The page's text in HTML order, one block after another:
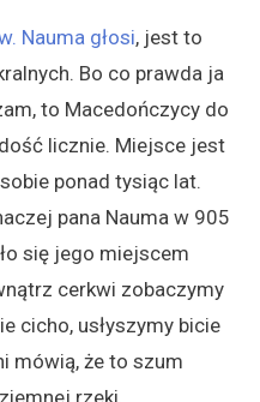
Nauma głosi, jest to
Bo co prawda ja
to Macedończycy do
licznie. Miejsce jest
ponad tysiąc lat.
pana Nauma w 905
się jego miejscem
cerkwi zobaczymy
cicho, usłyszymy bicie
mówią, że to szum
rzeki.